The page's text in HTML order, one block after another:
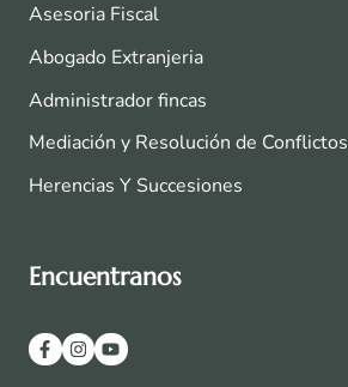
Asesoria Fiscal
Abogado Extranjeria
Administrador fincas
Mediación y Resolución de Conflictos
Herencias Y Succesiones
Encuentranos